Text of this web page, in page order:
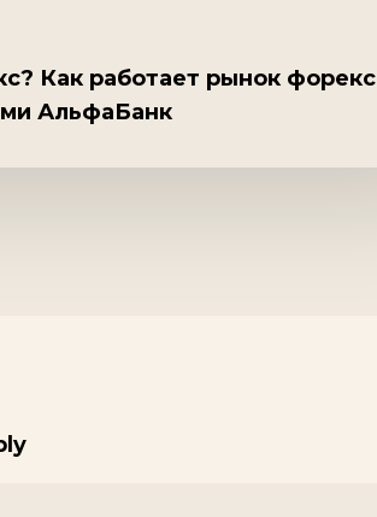
Как работает рынок форекс
АльфаБанк